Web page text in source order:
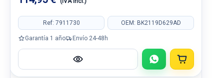
Ref: 7911730 OEM: BK2119D629AD
Garantía 1 año Envío 24-48h